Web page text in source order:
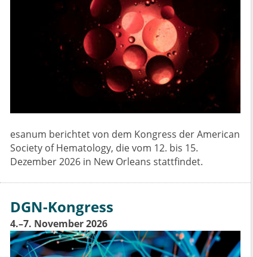
esanum berichtet von dem Kongress der American
Society of Hematology, die vom 12. bis 15.
Dezember 2026 in New Orleans stattfindet.
DGN-Kongress
4.–7. November 2026